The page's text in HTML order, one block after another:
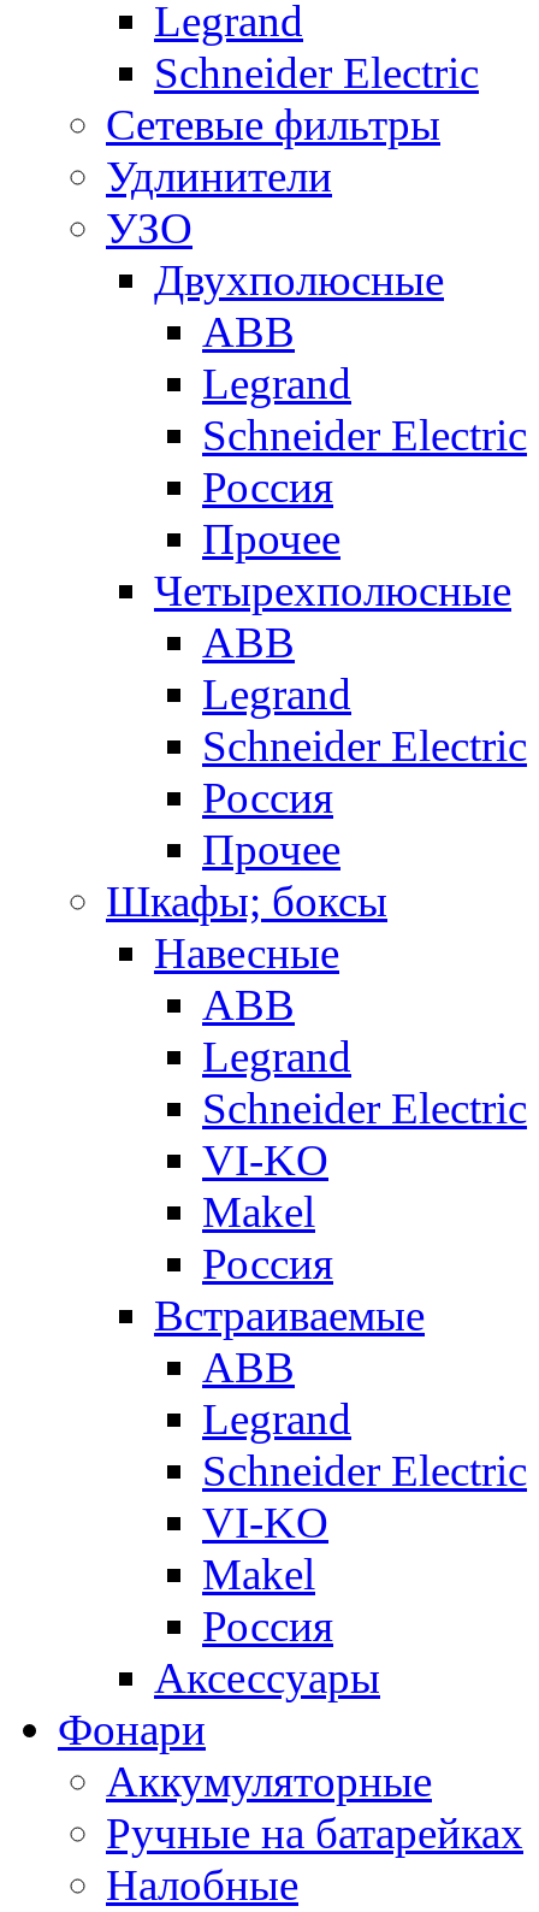
Legrand
Schneider Electric
Сетевые фильтры
Удлинители
УЗО
Двухполюсные
ABB
Legrand
Schneider Electric
Россия
Прочее
Четырехполюсные
ABB
Legrand
Schneider Electric
Россия
Прочее
Шкафы; боксы
Навесные
ABB
Legrand
Schneider Electric
VI-KO
Makel
Россия
Встраиваемые
ABB
Legrand
Schneider Electric
VI-KO
Makel
Россия
Аксессуары
Фонари
Аккумуляторные
Ручные на батарейках
Налобные